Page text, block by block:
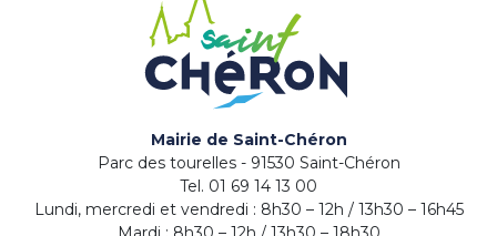
Mairie de Saint-Chéron
Parc des tourelles - 91530 Saint-Chéron
Tel. 01 69 14 13 00
Lundi, mercredi et vendredi : 8h30 – 12h / 13h30 – 16h45